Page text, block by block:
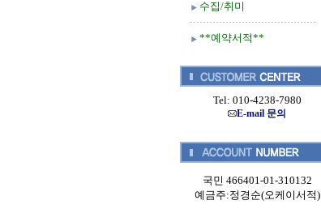
수집/취미
**예약서적**
Tel: 010-4238-7980
E-mail 문의
국민 466401-01-310132
예금주:정경순(오케이서적)